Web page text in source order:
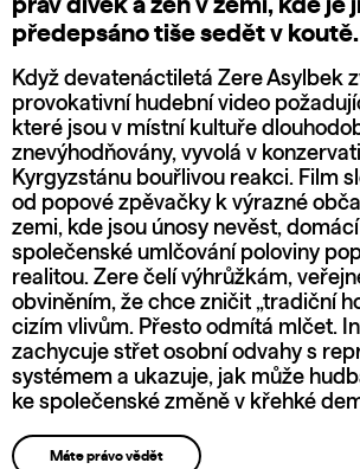
práv dívek a žen v zemi, kde je
předepsáno tiše sedět v koutě.
Když devatenáctiletá Zere Asylbek
provokativní hudební video
které jsou v místní kultuře
znevýhodňovány, vyvolá v
Kyrgyzstánu bouřlivou reakci. Film
od popové zpěvačky k výrazné
zemi, kde jsou únosy nevěst,
společenské umlčování poloviny
realitou. Zere čelí výhrůžkám,
obviněním, že chce zničit „tradiční
cizím vlivům. Přesto odmítá mlčet.
zachycuje střet osobní odvahy s
systémem a ukazuje, jak může
ke společenské změně v křehké
Máte právo vědět